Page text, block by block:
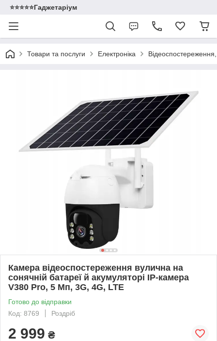
⭐️⭐️⭐️⭐️⭐️Гаджетаріум
Товари та послуги Електроніка
Камера відеоспостереження вулична на
сонячній батареї й акумуляторі IP-камера
V380 Pro, 5 Мп, 3G, 4G, LTE
Готово до відправки
Код: 8769
Роздріб
2 999 ₴